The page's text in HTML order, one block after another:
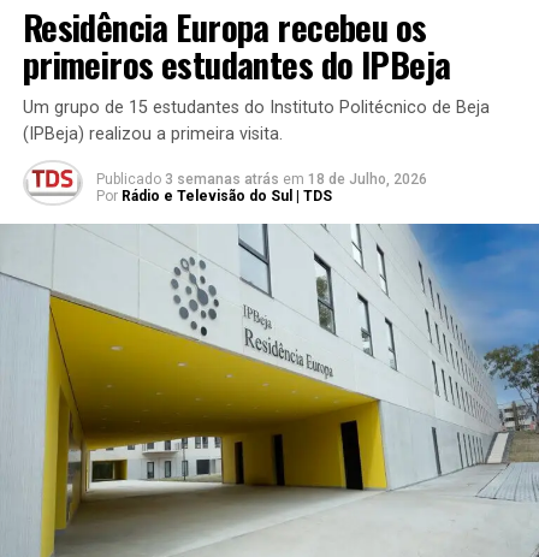
Residência Europa recebeu os
primeiros estudantes do IPBeja
Um grupo de 15 estudantes do Instituto Politécnico de Beja
(IPBeja) realizou a primeira visita.
Publicado 3 semanas atrás em 18 de Julho, 2026
Por Rádio e Televisão do Sul | TDS